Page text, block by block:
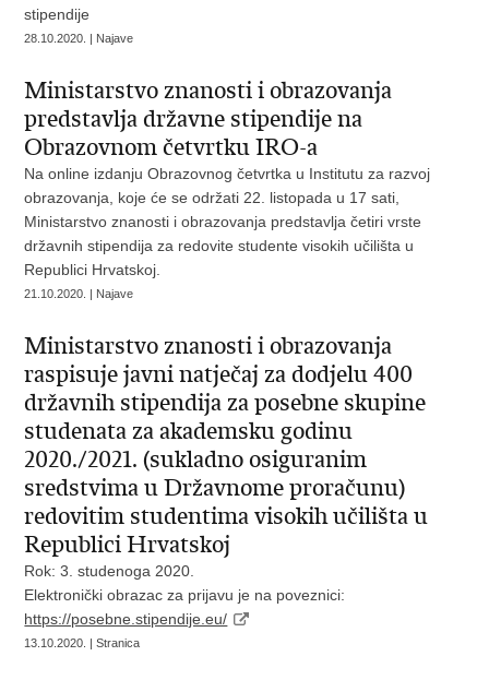
stipendije
28.10.2020. | Najave
Ministarstvo znanosti i obrazovanja
predstavlja državne stipendije na
Obrazovnom četvrtku IRO-a
Na online izdanju Obrazovnog četvrtka u Institutu za razvoj
obrazovanja, koje će se održati 22. listopada u 17 sati,
Ministarstvo znanosti i obrazovanja predstavlja četiri vrste
državnih stipendija za redovite studente visokih učilišta u
Republici Hrvatskoj.
21.10.2020. | Najave
Ministarstvo znanosti i obrazovanja
raspisuje javni natječaj za dodjelu 400
državnih stipendija za posebne skupine
studenata za akademsku godinu
2020./2021. (sukladno osiguranim
sredstvima u Državnome proračunu)
redovitim studentima visokih učilišta u
Republici Hrvatskoj
Rok: 3. studenoga 2020.
Elektronički obrazac za prijavu je na poveznici:
https://posebne.stipendije.eu/
13.10.2020. | Stranica